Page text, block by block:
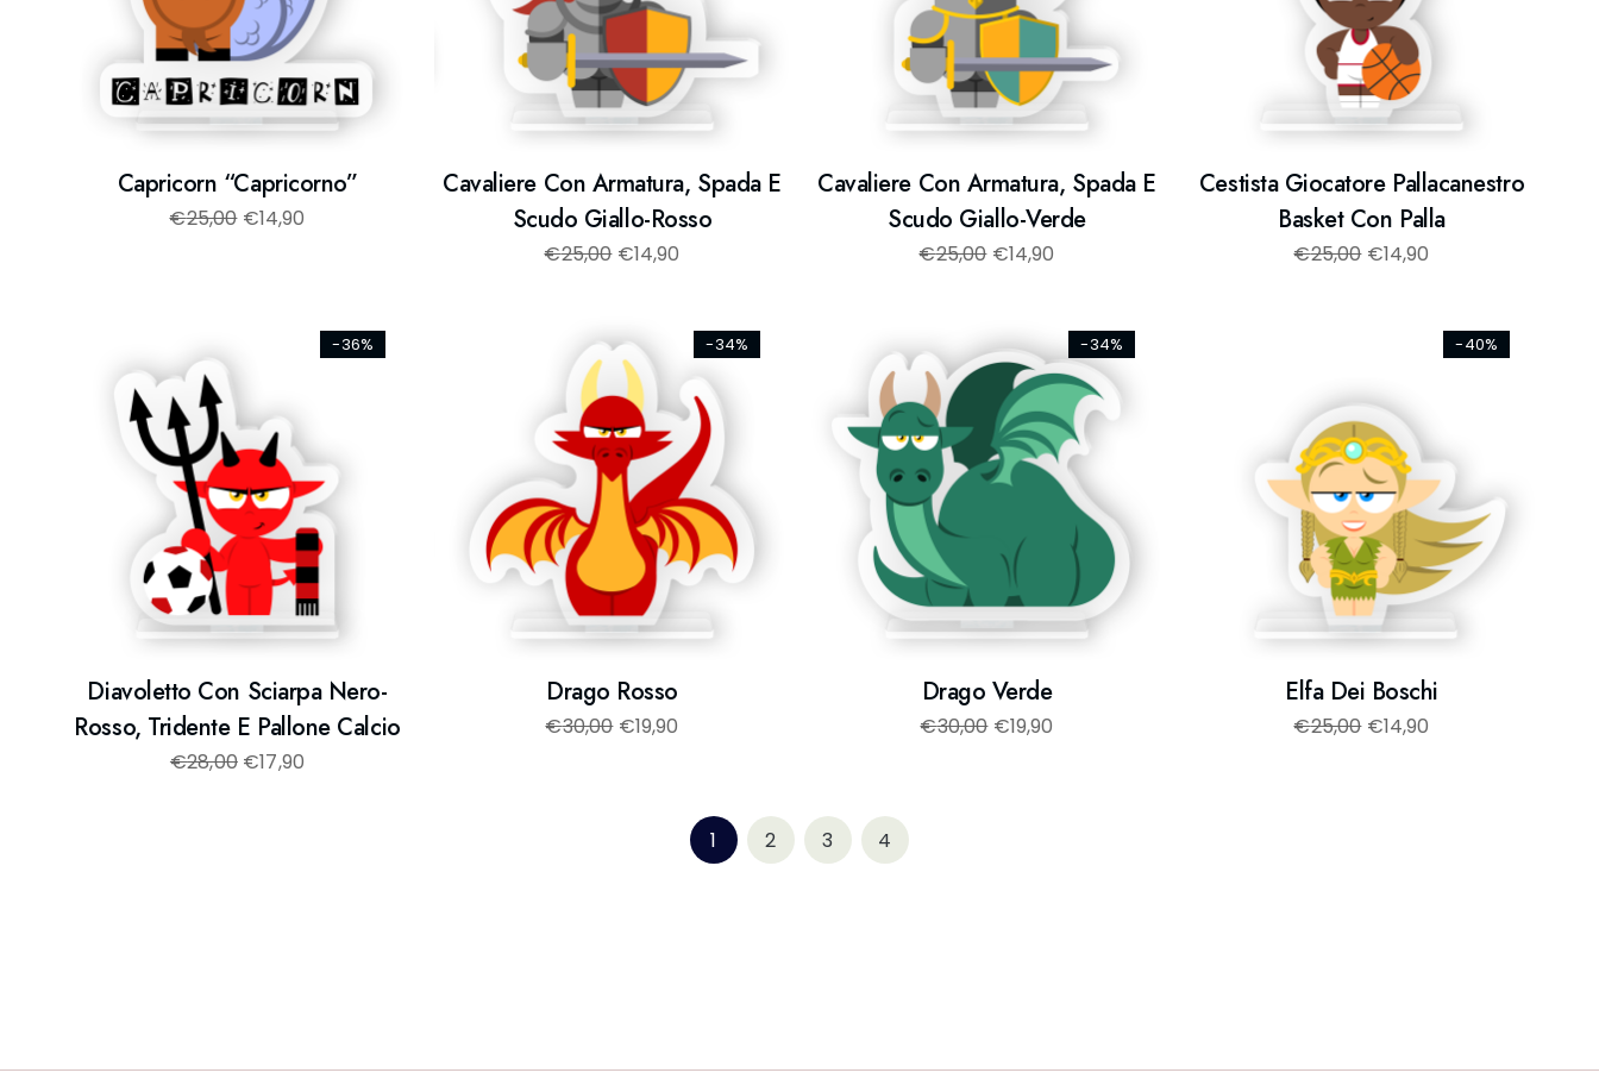
Capricorn “Capricorno”
€25,00 €14,90
Cavaliere Con Armatura, Spada E
Scudo Giallo-Rosso
€25,00 €14,90
Cavaliere Con Armatura, Spada E
Scudo Giallo-Verde
€25,00 €14,90
Cestista Giocatore Pallacanestro
Basket Con Palla
€25,00 €14,90
-36%
Diavoletto Con Sciarpa Nero-
Rosso, Tridente E Pallone Calcio
€28,00 €17,90
-34%
Drago Rosso
€30,00 €19,90
-34%
Drago Verde
€30,00 €19,90
-40%
Elfa Dei Boschi
€25,00 €14,90
1 2 3 4